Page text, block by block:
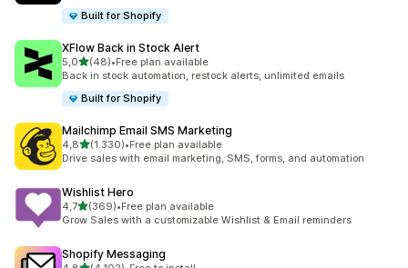
Built for Shopify
XFlow Back in Stock Alert
5,05 yıldız üzerinden
(48)
toplam 48 değerlendirme
•Free plan available
Back in stock automation, restock alerts, unlimited emails
Built for Shopify
Mailchimp Email SMS Marketing
4,85 yıldız üzerinden
(1.330)
toplam 1330 değerlendirme
•Free plan available
Drive sales with email marketing, SMS, forms, and automation
Wishlist Hero
4,75 yıldız üzerinden
(369)
toplam 369 değerlendirme
•Free plan available
Grow Sales with a customizable Wishlist & Email reminders
Shopify Messaging